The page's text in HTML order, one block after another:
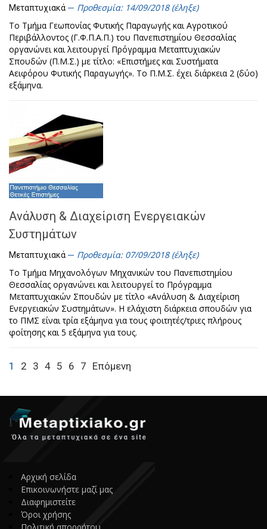
Μεταπτυχιακά
Προθεσμία: 14/09/2018 (έληξε)
Το Τμήμα Γεωπονίας Φυτικής Παραγωγής και Αγροτικού
Περιβάλλοντος (Γ.Φ.Π.Α.Π.) του Πανεπιστημίου Θεσσαλίας
οργανώνει και λειτουργεί Πρόγραμμα Μεταπτυχιακών
Σπουδών (Π.Μ.Σ.) με τίτλο: «Επιστήμες και Συστήματα
Αειφόρου Φυτικής Παραγωγής». Το Π.Μ.Σ. έχει διάρκεια 2 (δύο)
εξάμηνα.
Ανάλυση & Διαχείριση Ενεργειακών
Συστημάτων
Μεταπτυχιακά
Προθεσμία: 07/09/2018 (έληξε)
Το Τμήμα Μηχανολόγων Μηχανικών του Πανεπιστημίου
Θεσσαλίας οργανώνει και λειτουργεί το Πρόγραμμα
Μεταπτυχιακών Σπουδών με τίτλο «Ανάλυση & Διαχείριση
Ενεργειακών Συστημάτων». Η ελάχιστη διάρκεια σπουδών για
το ΠΜΣ είναι τρία εξάμηνα για τους φοιτητές/τριες πλήρους
φοίτησης και 5 εξάμηνα για τους.
1 2 3 4 5 6 7 Επόμενη
Αρχική σελίδα
Επικοινωνήστε μαζί μας
Διαφημιστείτε
Όροι χρήσης